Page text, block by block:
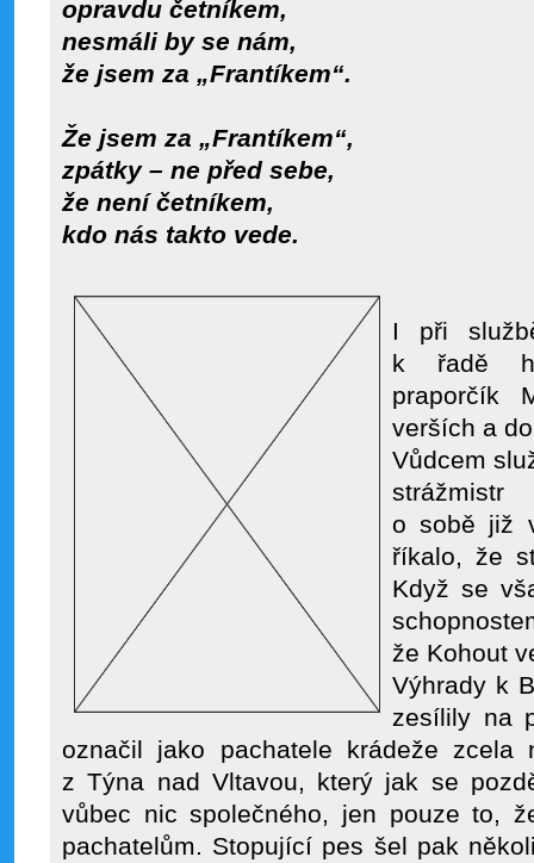
opravdu četníkem,
nesmáli by se nám,
že jsem za „Frantíkem“.
Že jsem za „Frantíkem“,
zpátky – ne před sebe,
že není četníkem,
kdo nás takto vede.
I při
k řadě
praporčík
verších a
Vůdcem
o sobě již
říkalo, že
Když se
že Kohout
Výhrady k
zesílily na
označil jako pachatele krádeže zcela
z Týna nad Vltavou, který jak se
vůbec nic společného, jen pouze to,
pachatelům. Stopující pes šel pak